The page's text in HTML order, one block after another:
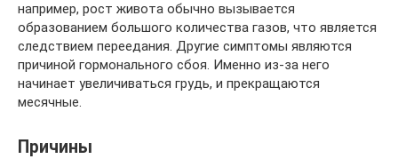
например, рост живота обычно вызывается
образованием большого количества газов, что является
следствием переедания. Другие симптомы являются
причиной гормонального сбоя. Именно из-за него
начинает увеличиваться грудь, и прекращаются
месячные.
Причины